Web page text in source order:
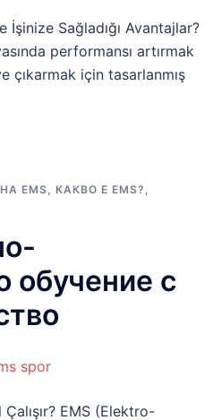
Sağladığı Avantajlar?
performansı artırmak
çıkarmak için tasarlanmış
EMS
КАКВО Е EMS?
обучение с
EMS (Elektro-